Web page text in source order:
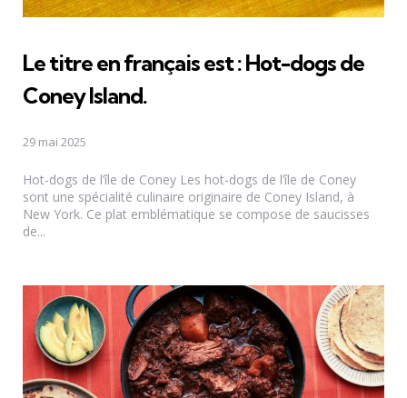
Le titre en français est :Hot-dogs de
Coney Island.
29 mai 2025
Hot-dogs de l’île de Coney Les hot-dogs de l’île de Coney
sont une spécialité culinaire originaire de Coney Island, à
New York. Ce plat emblématique se compose de saucisses
de...